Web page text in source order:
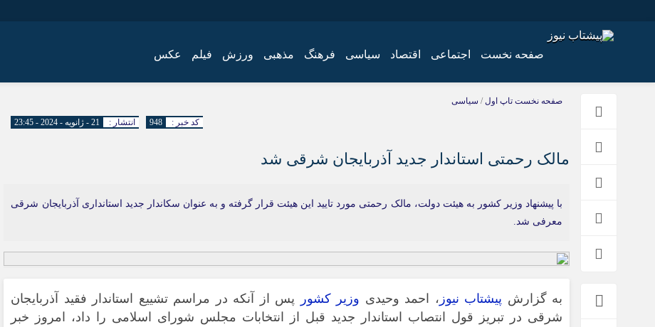
صفحه نخست اجتماعی اقتصاد سیاسی فرهنگ مذهبی ورزش فیلم عکس
اقتصاد
صفحه نخست تاپ اول/ سیاسی
انتشار : 21 - ژانویه - 2024 - 23:45 کد خبر : 948
مالک رحمتی استاندار جدید آذربایجان شرقی شد
با پیشنهاد وزیر کشور به هیئت دولت، مالک رحمتی مورد تایید این هیئت قرار گرفته و به عنوان سکاندار جدید استانداری آذربایجان شرقی
معرفی شد.
به گزارش پیشتاب نیوز ، احمد وحیدی وزیر کشور
پس از آنکه در مراسم تشییع استاندار فقید آذربایجان
شرقی در تبریز قول انتصاب استاندار جدید قبل از انتخابات مجلس شورای اسلامی را داد، امروز خبر